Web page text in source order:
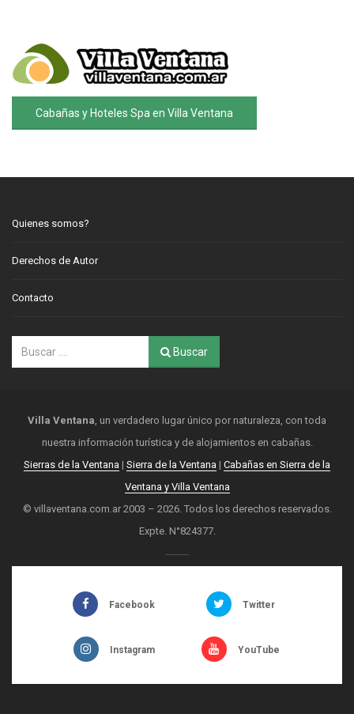
Cabañas y Hoteles Spa en Villa Ventana
Quienes somos?
Derechos de Autor
Contacto
Buscar
Villa Ventana, un verdadero lugar único por naturaleza, con toda
nuestra información turística y de alojamientos en cabañas.
Sierras de la Ventana | Sierra de la Ventana | Cabañas en Sierra de la
Ventana y Villa Ventana
© villaventana.com.ar 2003 – 2026. Todos los derechos reservados.
Expte. N°824377.
Facebook Twitter
Instagram YouTube